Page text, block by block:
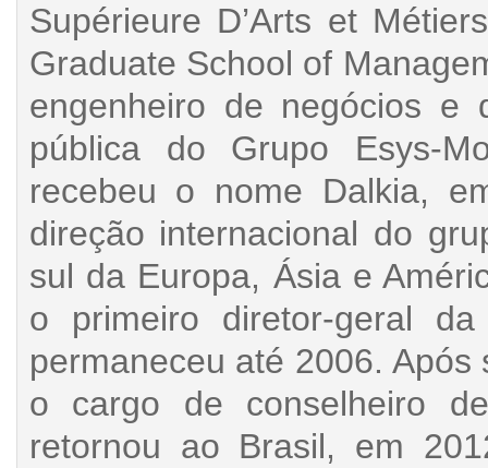
Supérieure D’Arts et
Graduate School of
engenheiro de negócios e
pública do Grupo Esys-
recebeu o nome Dalkia,
direção internacional do
sul da Europa, Ásia e
o primeiro diretor-geral
permaneceu até 2006.
o cargo de conselheiro
retornou ao Brasil, em